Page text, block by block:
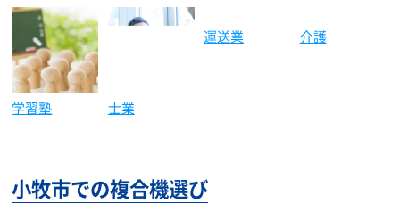
学習塾 士業
介護
小牧市での複合機選び